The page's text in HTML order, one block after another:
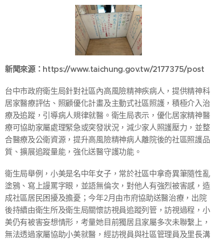
新聞來源：https://www.taichung.gov.tw/2177375/post
台中市政府衛生局針對社區內高風險精神疾病人，提供精神科
居家醫療評估、照顧優化計畫及主動式社區照護，積極介入治
療及追蹤，引導病人規律就醫。衛生局表示，優化居家精神醫
療可協助家屬處理緊急或突發狀況，減少家人照護壓力，並整
合醫療及公衛資源，提升高風險精神病人離院後的社區照護品
質、擴展追蹤量能，強化送醫守護功能。
衛生局舉例，小美是名中年女子，常於社區中拿奇異筆隨性亂
塗鴉、寫上謾罵字眼，並語無倫次，對他人有強烈被害感，造
成社區居民困擾及擔憂；今年2月由市府協助送醫治療，出院
後持續由衛生所及衛生局關懷訪視員追蹤列管，訪視過程，小
美仍有被害妄想情形，考量她目前獨居且家屬多次未聯繫上，
無法透過家屬協助小美就醫，經訪視員與社區管理員及里長溝